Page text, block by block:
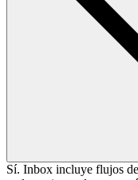
Sí. Inbox incluye flujos